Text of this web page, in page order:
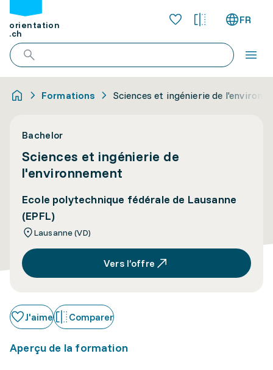
orientation
.ch
FR
Formations Sciences et ingénierie de
Bachelor
Sciences et ingénierie de
l'environnement
Ecole polytechnique fédérale de Lausanne
(EPFL)
Lausanne (VD)
Vers l’offre
J'aime Comparer
Aperçu de la formation